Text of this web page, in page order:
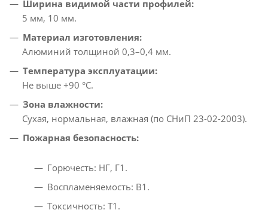
Ширина видимой части профилей:
5 мм, 10 мм.
Материал изготовления:
Алюминий толщиной 0,3–0,4 мм.
Температура эксплуатации:
Не выше +90 °C.
Зона влажности:
Сухая, нормальная, влажная (по СНиП 23-02-2003).
Пожарная безопасность:
Горючесть: НГ, Г1.
Воспламеняемость: В1.
Токсичность: Т1.